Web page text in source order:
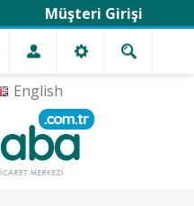
English
Müşteri Girişi